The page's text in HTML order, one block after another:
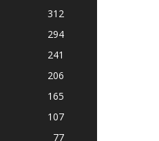
312
294
241
206
165
107
77